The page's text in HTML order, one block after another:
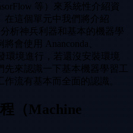
等）來系統性介紹資
這個單元中我們將介紹
析神兵利器和基本的機器學
會使用 Ananconda、
環境進行，若還沒安裝環境
來認識一下基本機器學習工
流有基本而全面的認識。
（Machine